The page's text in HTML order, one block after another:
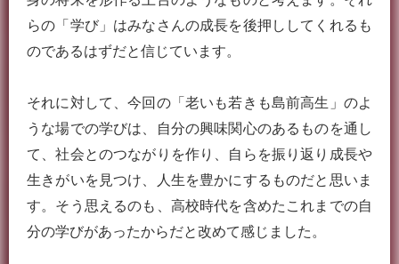
らの「学び」はみなさんの成長を後押ししてくれるも
のであるはずだと信じています。
それに対して、今回の「老いも若きも島前高生」のよ
うな場での学びは、自分の興味関心のあるものを通し
て、社会とのつながりを作り、自らを振り返り成長や
生きがいを見つけ、人生を豊かにするものだと思いま
す。そう思えるのも、高校時代を含めたこれまでの自
分の学びがあったからだと改めて感じました。